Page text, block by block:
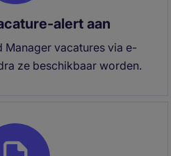
alert aan
Manager vacatures via e-
ze beschikbaar worden.